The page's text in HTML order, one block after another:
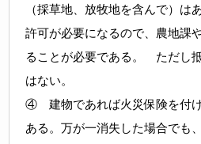
（採草地、放牧地を含んで）は
許可が必要になるので、農地課
ることが必要である。 ただし
はない。
④ 建物であれば火災保険を付
ある。万が一消失した場合でも